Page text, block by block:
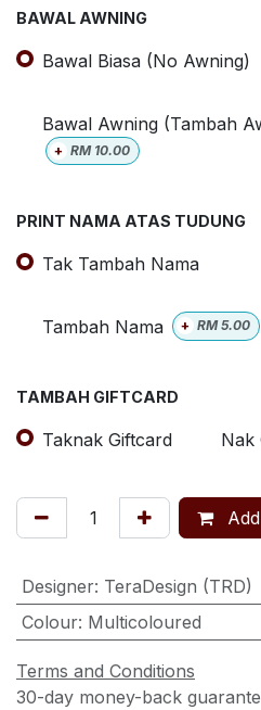
BAWAL AWNING
Bawal Biasa (No Awning)
Bawal Awning (Tambah
+ RM 10.00
PRINT NAMA ATAS TUDUNG
Tak Tambah Nama
Tambah Nama + RM5.00
TAMBAH GIFTCARD
Taknak Giftcard Nak
Designer: TeraDesign (TRD)
Colour: Multicoloured
Terms and Conditions
30-day money-back